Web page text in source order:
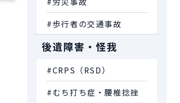
#歩行者の交通事故
後遺障害・怪我
#CRPS（RSD）
#むち打ち症・腰椎捻挫